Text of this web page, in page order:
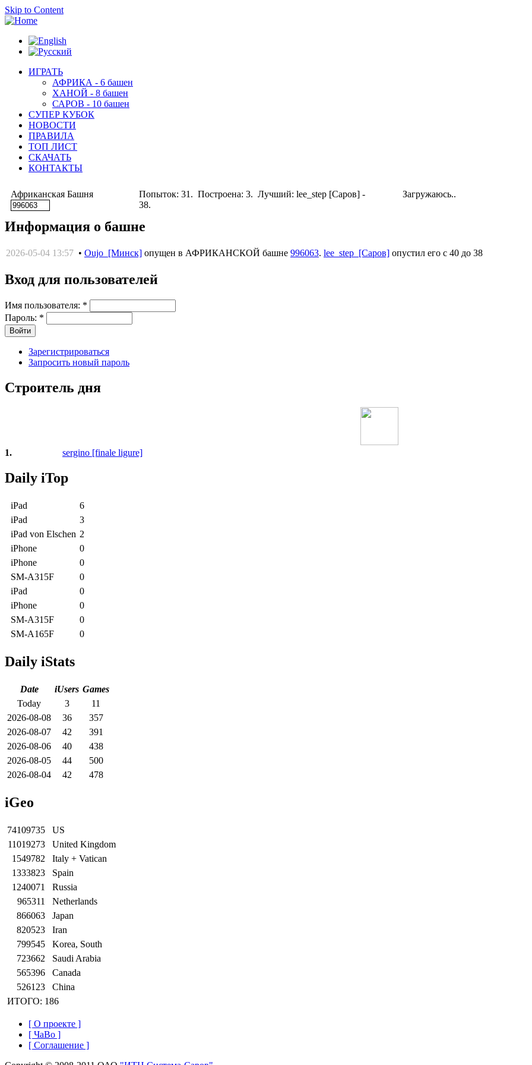
Skip to Content
ИГРАТЬ
АФРИКА - 6 башен
ХАНОЙ - 8 башен
САРОВ - 10 башен
СУПЕР КУБОК
НОВОСТИ
ПРАВИЛА
ТОП ЛИСТ
СКАЧАТЬ
КОНТАКТЫ
Африканская Башня
Попыток: 31. Построена: 3. Лучший: lee_step [Саров] -
38.
Загружаюсь..
Информация о башне
2026-05-04 13:57 • Oujo [Минск] опущен в АФРИКАНСКОЙ башне 996063. lee_step [Саров] опустил его с 40 до 38
Вход для пользователей
Имя пользователя: *
Пароль: *
Зарегистрироваться
Запросить новый пароль
Строитель дня
1. sergino [finale ligure]
Daily iTop
iPad
6
iPad
3
iPad von Elschen 2
iPhone
0
iPhone
0
SM-A315F
0
iPad
0
iPhone
0
SM-A315F
0
SM-A165F
0
Daily iStats
Date iUsers Games
Today
3
11
2026-08-08
36
357
2026-08-07
42
391
2026-08-06
40
438
2026-08-05
44
500
2026-08-04
42 478
iGeo
74109735
US
11019273
United Kingdom
1549782
Italy + Vatican
1333823
Spain
1240071
Russia
965311
Netherlands
866063
Japan
820523
Iran
799545
Korea, South
723662
Saudi Arabia
565396
Canada
526123
China
ИТОГО: 186
[ О проекте ]
[ ЧаВо ]
[ Соглашение ]